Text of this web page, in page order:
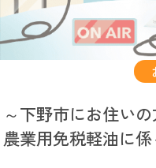
～下野市にお住い
農業用免税軽油に